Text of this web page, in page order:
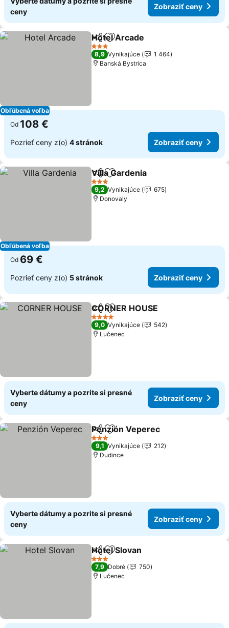
ceny
Zobraziť ceny
Obľúbená voľba
ZdieľaťPridať do obľúbených
Hotel Arcade
3 Počet hviezdičiek
8,9 Vynikajúce
1 464
Banská Bystrica
Od 108 €
Pozrieť ceny z(o) 4 stránok Zobraziť ceny
Obľúbená voľba
ZdieľaťPridať do obľúbených
Villa Gardenia
3 Počet hviezdičiek
9,2 Vynikajúce
675
Donovaly
Od 69 €
Pozrieť ceny z(o) 5 stránok Zobraziť ceny
ZdieľaťPridať do obľúbených
CORNER HOUSE
4 Počet hviezdičiek
9,0 Vynikajúce
542
Lučenec
Vyberte dátumy a pozrite si presné
ceny
Zobraziť ceny
ZdieľaťPridať do obľúbených
Penzión Veperec
3 Počet hviezdičiek
9,1 Vynikajúce
212
Dudince
Vyberte dátumy a pozrite si presné
ceny
Zobraziť ceny
ZdieľaťPridať do obľúbených
Hotel Slovan
3 Počet hviezdičiek
7,9 Dobré
750
Lučenec